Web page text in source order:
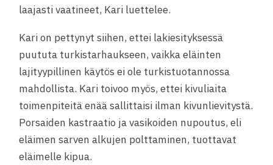
laajasti vaatineet, Kari luettelee.
Kari on pettynyt siihen, ettei lakiesityksessä
puututa turkistarhaukseen, vaikka eläinten
lajityypillinen käytös ei ole turkistuotannossa
mahdollista. Kari toivoo myös, ettei kivuliaita
toimenpiteitä enää sallittaisi ilman kivunlievitystä.
Porsaiden kastraatio ja vasikoiden nupoutus, eli
eläimen sarven alkujen polttaminen, tuottavat
eläimelle kipua.